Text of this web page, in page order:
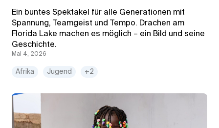
Ein buntes Spektakel für alle Generationen mit
Spannung, Teamgeist und Tempo. Drachen am
Florida Lake machen es möglich – ein Bild und seine
Geschichte.
Mai 4, 2026
Afrika Jugend +2